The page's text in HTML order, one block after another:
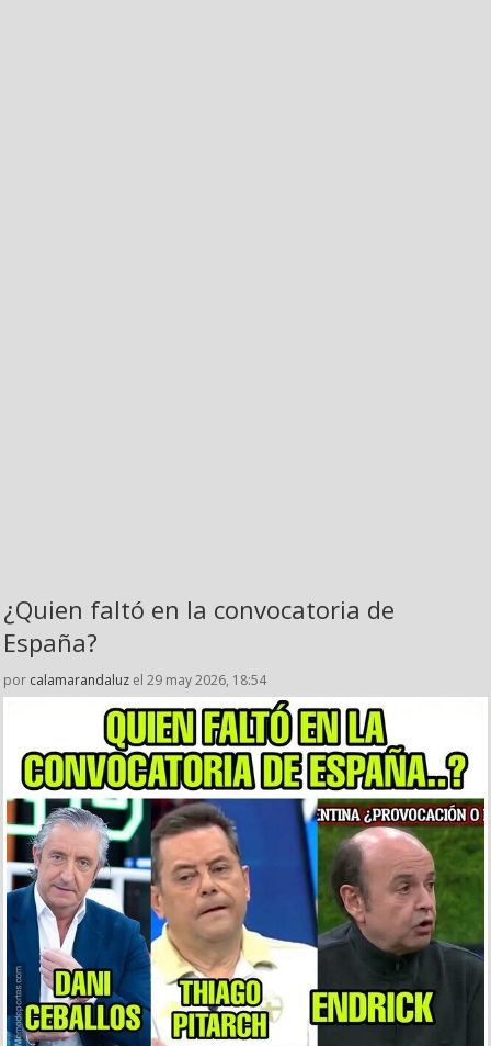
¿Quien faltó en la convocatoria de
España?
por calamarandaluz el 29 may 2026, 18:54